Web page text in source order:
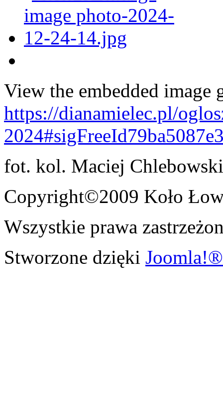
View the embedded image
https://dianamielec.pl/
fot. kol. Maciej Chlebowski
Copyright©2009 Koło
Wszystkie prawa
Stworzone dzięki Joomla!®